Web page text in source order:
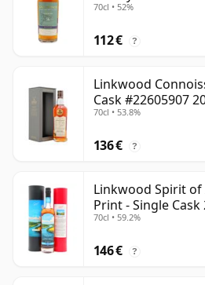
70cl • 52%
112 € ?
Linkwood
Cask #22605907
70cl • 53.8%
136 € ?
Linkwood Spirit
Print - Single Cask
70cl • 59.2%
146 € ?